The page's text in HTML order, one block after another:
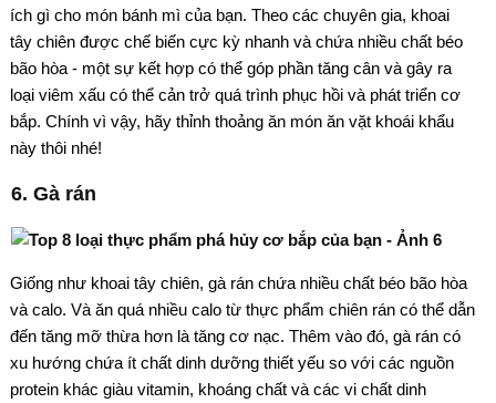
ích gì cho món bánh mì của bạn. Theo các chuyên gia, khoai
tây chiên được chế biến cực kỳ nhanh và chứa nhiều chất béo
bão hòa - một sự kết hợp có thể góp phần tăng cân và gây ra
loại viêm xấu có thể cản trở quá trình phục hồi và phát triển cơ
bắp. Chính vì vậy, hãy thỉnh thoảng ăn món ăn vặt khoái khẩu
này thôi nhé!
6. Gà rán
Giống như khoai tây chiên, gà rán chứa nhiều chất béo bão hòa
và calo. Và ăn quá nhiều calo từ thực phẩm chiên rán có thể dẫn
đến tăng mỡ thừa hơn là tăng cơ nạc. Thêm vào đó, gà rán có
xu hướng chứa ít chất dinh dưỡng thiết yếu so với các nguồn
protein khác giàu vitamin, khoáng chất và các vi chất dinh